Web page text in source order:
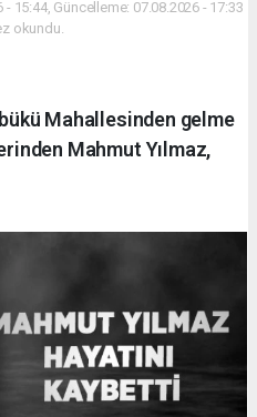
15:44, Güncelleme: 07.08.2026 - 17:33
okundu.
Mahallesinden gelme
Mahmut Yılmaz,